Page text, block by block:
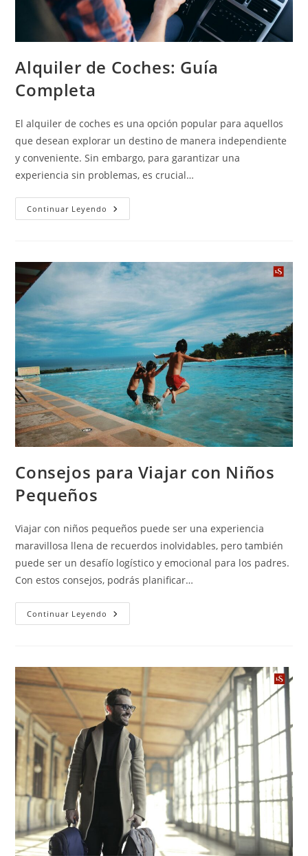
Alquiler de Coches: Guía
Completa
El alquiler de coches es una opción popular para aquellos
que desean explorar un destino de manera independiente
y conveniente. Sin embargo, para garantizar una
experiencia sin problemas, es crucial…
Continuar Leyendo
Consejos para Viajar con Niños
Pequeños
Viajar con niños pequeños puede ser una experiencia
maravillosa llena de recuerdos inolvidables, pero también
puede ser un desafío logístico y emocional para los padres.
Con estos consejos, podrás planificar…
Continuar Leyendo